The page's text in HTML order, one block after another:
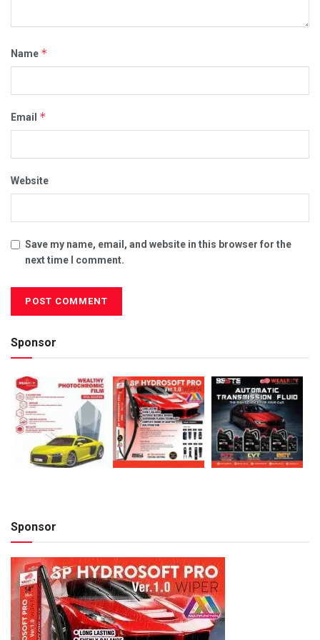
Name *
Email *
Website
Save my name, email, and website in this browser for the
next time I comment.
Sponsor
Sponsor